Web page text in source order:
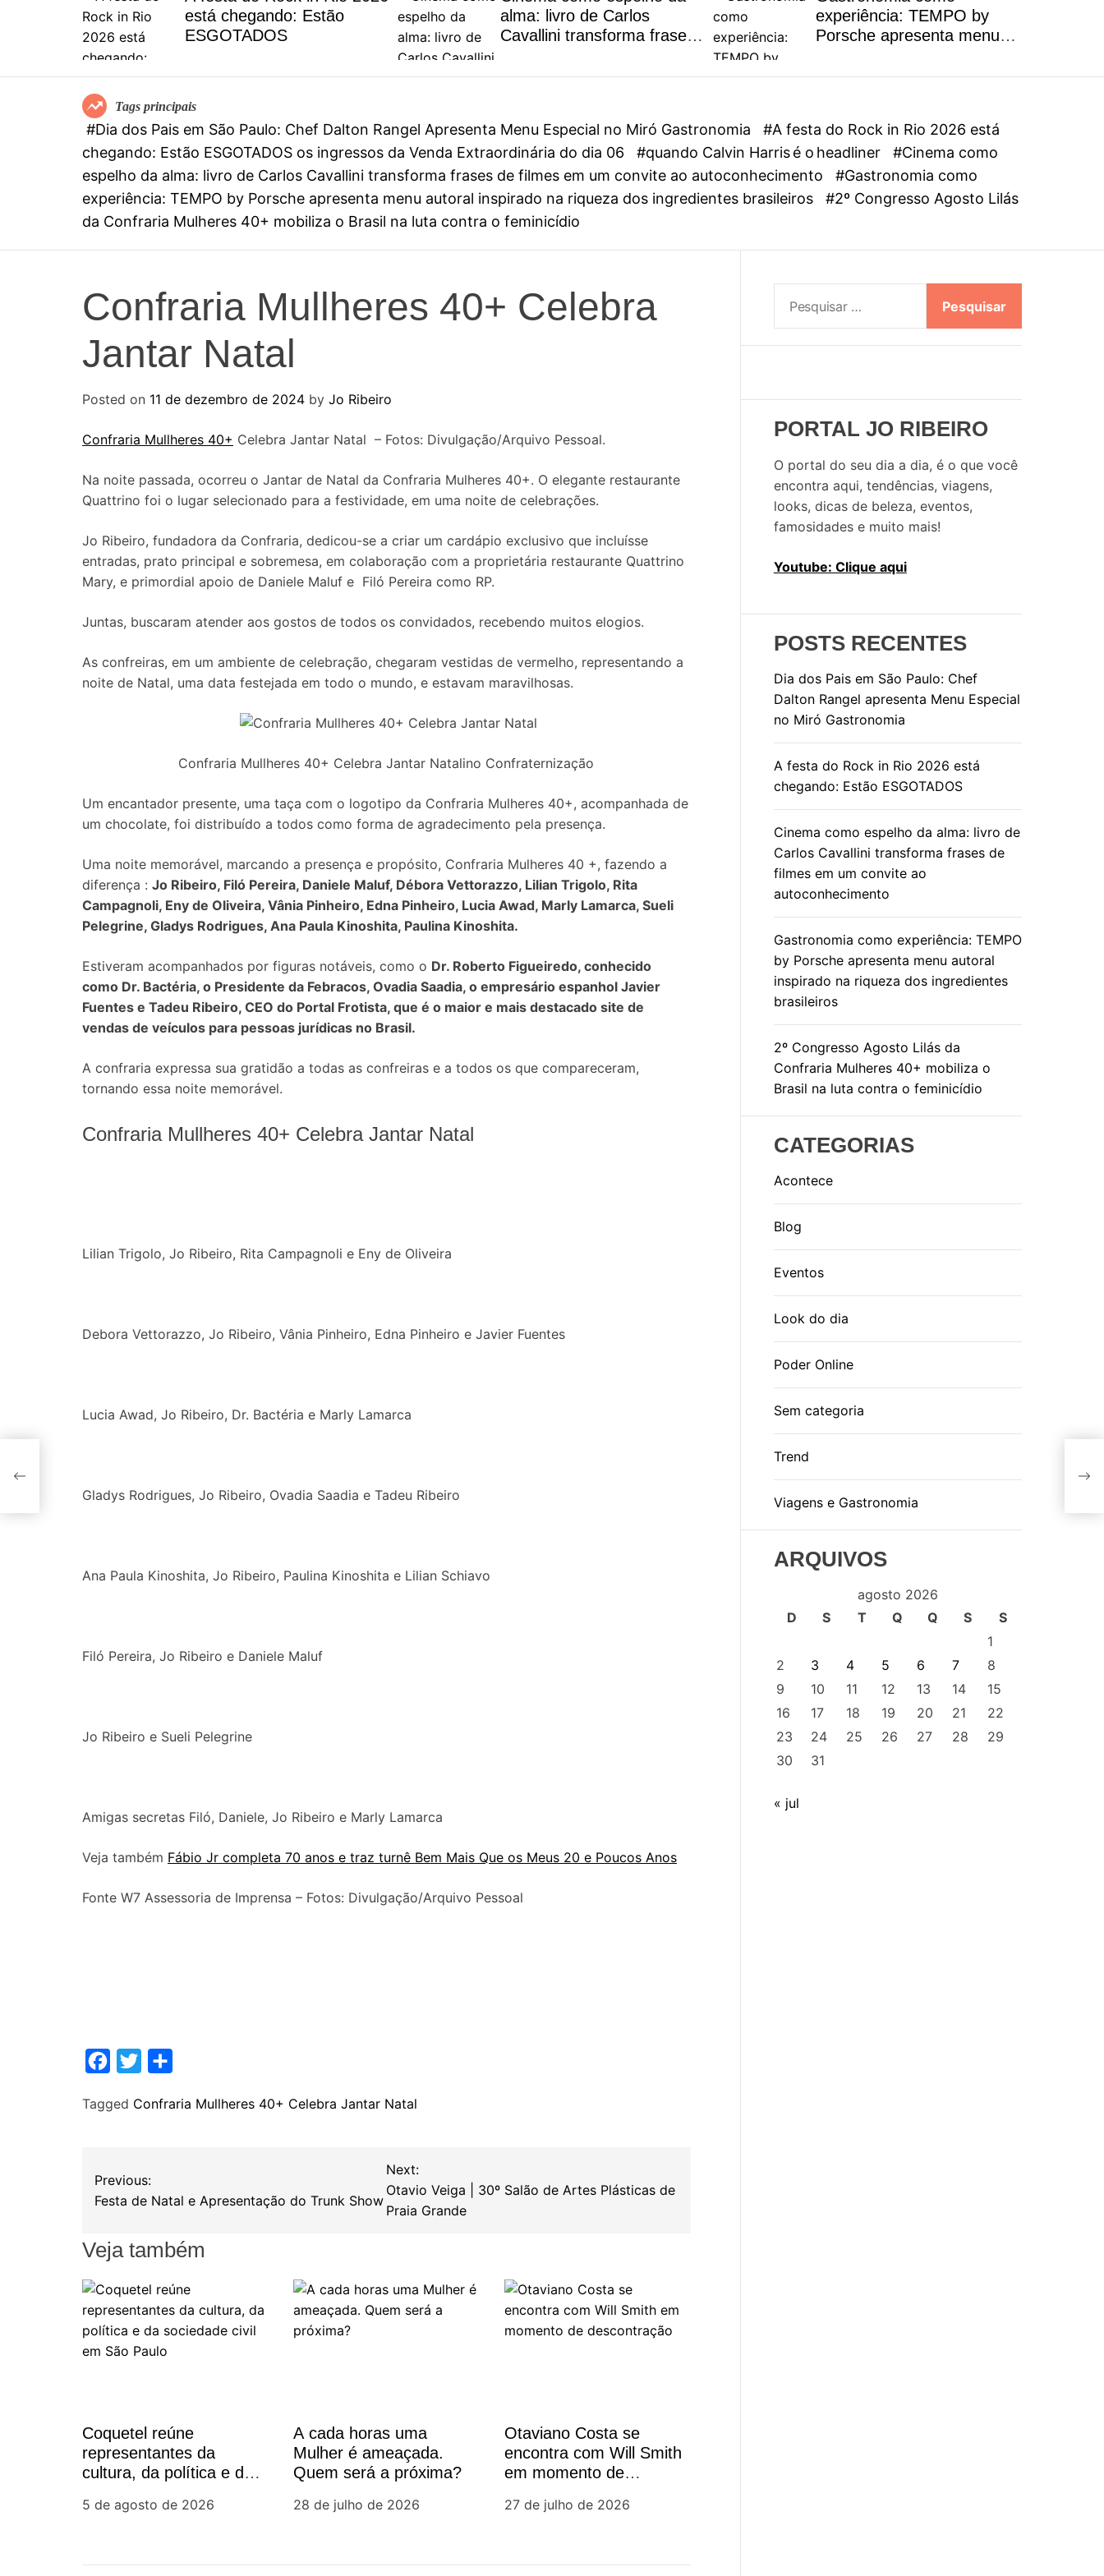
l
o
o
está chegando: Estão
ESGOTADOS
alma: livro de Carlos
Cavallini transforma frases
autoconhecimento
experiência: TEMPO by
Porsche apresenta menu
dos ingredientes brasileiros
Tags principais
#Dia dos Pais em São Paulo: Chef Dalton Rangel Apresenta Menu Especial no Miró Gastronomia
#A festa do Rock in Rio 2026 está
chegando: Estão ESGOTADOS os ingressos da Venda Extraordinária do dia 06
#quando Calvin Harris é o headliner
#Cinema como
espelho da alma: livro de Carlos Cavallini transforma frases de filmes em um convite ao autoconhecimento
#Gastronomia como
experiência: TEMPO by Porsche apresenta menu autoral inspirado na riqueza dos ingredientes brasileiros
#2º Congresso Agosto Lilás
da Confraria Mulheres 40+ mobiliza o Brasil na luta contra o feminicídio
Confraria Mullheres 40+ Celebra
Jantar Natal
Posted on 11 de dezembro de 2024 by Jo Ribeiro
Confraria Mullheres 40+ Celebra Jantar Natal – Fotos: Divulgação/Arquivo Pessoal.
Na noite passada, ocorreu o Jantar de Natal da Confraria Mulheres 40+. O elegante restaurante
Quattrino foi o lugar selecionado para a festividade, em uma noite de celebrações.
Jo Ribeiro, fundadora da Confraria, dedicou-se a criar um cardápio exclusivo que incluísse
entradas, prato principal e sobremesa, em colaboração com a proprietária restaurante Quattrino
Mary, e primordial apoio de Daniele Maluf e Filó Pereira como RP.
Juntas, buscaram atender aos gostos de todos os convidados, recebendo muitos elogios.
As confreiras, em um ambiente de celebração, chegaram vestidas de vermelho, representando a
noite de Natal, uma data festejada em todo o mundo, e estavam maravilhosas.
Confraria Mullheres 40+ Celebra Jantar Natalino Confraternização
Um encantador presente, uma taça com o logotipo da Confraria Mulheres 40+, acompanhada de
um chocolate, foi distribuído a todos como forma de agradecimento pela presença.
Uma noite memorável, marcando a presença e propósito, Confraria Mulheres 40 +, fazendo a
diferença : Jo Ribeiro, Filó Pereira, Daniele Maluf, Débora Vettorazzo, Lilian Trigolo, Rita
Campagnoli, Eny de Oliveira, Vânia Pinheiro, Edna Pinheiro, Lucia Awad, Marly Lamarca, Sueli
Pelegrine, Gladys Rodrigues, Ana Paula Kinoshita, Paulina Kinoshita.
Estiveram acompanhados por figuras notáveis, como o Dr. Roberto Figueiredo, conhecido
como Dr. Bactéria, o Presidente da Febracos, Ovadia Saadia, o empresário espanhol Javier
Fuentes e Tadeu Ribeiro, CEO do Portal Frotista, que é o maior e mais destacado site de
vendas de veículos para pessoas jurídicas no Brasil.
A confraria expressa sua gratidão a todas as confreiras e a todos os que compareceram,
tornando essa noite memorável.
Confraria Mullheres 40+ Celebra Jantar Natal
Lilian Trigolo, Jo Ribeiro, Rita Campagnoli e Eny de Oliveira
Debora Vettorazzo, Jo Ribeiro, Vânia Pinheiro, Edna Pinheiro e Javier Fuentes
Lucia Awad, Jo Ribeiro, Dr. Bactéria e Marly Lamarca
Gladys Rodrigues, Jo Ribeiro, Ovadia Saadia e Tadeu Ribeiro
Ana Paula Kinoshita, Jo Ribeiro, Paulina Kinoshita e Lilian Schiavo
Filó Pereira, Jo Ribeiro e Daniele Maluf
Jo Ribeiro e Sueli Pelegrine
Amigas secretas Filó, Daniele, Jo Ribeiro e Marly Lamarca
Veja também Fábio Jr completa 70 anos e traz turnê Bem Mais Que os Meus 20 e Poucos Anos
Fonte W7 Assessoria de Imprensa – Fotos: Divulgação/Arquivo Pessoal
c
o
o
i
e
r
a
Tagged Confraria Mullheres 40+ Celebra Jantar Natal
v
e
g
a
ã
o
e
Previous:
Festa de Natal e Apresentação do Trunk Show
Next:
Otavio Veiga | 30º Salão de Artes Plásticas de
Praia Grande
Veja também
Coquetel reúne
representantes da
cultura, da política e da
Paulo
5 de agosto de 2026
A cada horas uma
Mulher é ameaçada.
Quem será a próxima?
28 de julho de 2026
Otaviano Costa se
encontra com Will Smith
em momento de
27 de julho de 2026
s
i
a
r
o
r
PORTAL JO RIBEIRO
O portal do seu dia a dia, é o que você
encontra aqui, tendências, viagens,
looks, dicas de beleza, eventos,
famosidades e muito mais!
Youtube: Clique aqui
POSTS RECENTES
Dia dos Pais em São Paulo: Chef
Dalton Rangel apresenta Menu Especial
no Miró Gastronomia
A festa do Rock in Rio 2026 está
chegando: Estão ESGOTADOS
Cinema como espelho da alma: livro de
Carlos Cavallini transforma frases de
filmes em um convite ao
autoconhecimento
Gastronomia como experiência: TEMPO
by Porsche apresenta menu autoral
inspirado na riqueza dos ingredientes
brasileiros
2º Congresso Agosto Lilás da
Confraria Mulheres 40+ mobiliza o
Brasil na luta contra o feminicídio
CATEGORIAS
Acontece
Blog
Eventos
Look do dia
Poder Online
Sem categoria
Trend
Viagens e Gastronomia
ARQUIVOS
agosto 2026
D
S T Q Q S
S
1
2
3 4 5 6 7
8
9
10 11 12 13 14
15
16
17 18 19 20 21
22
23
24 25 26 27 28
29
30
31
« jul